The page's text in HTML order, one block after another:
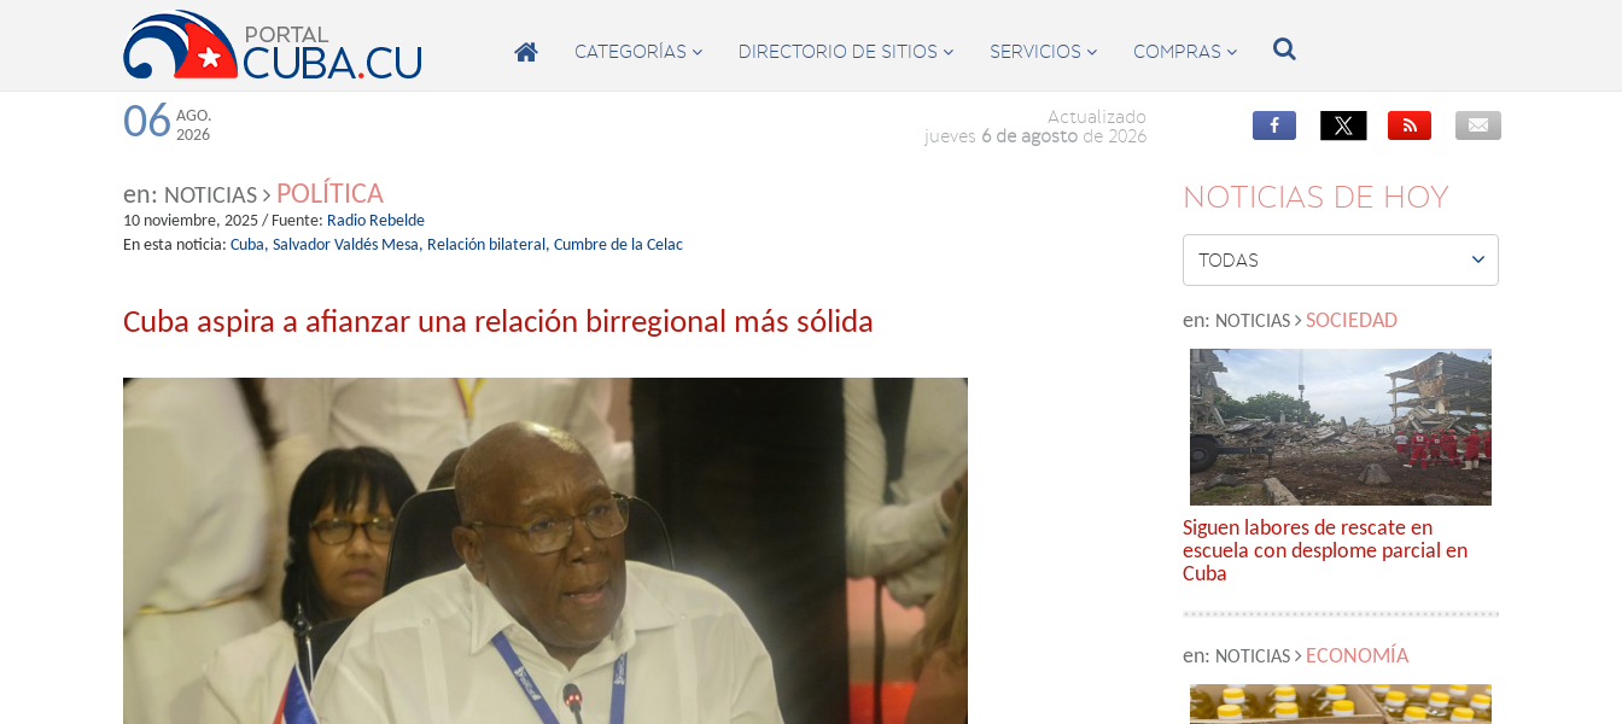
 CATEGORÍAS  DIRECTORIO DE SITIOS  SERVICIOS  COMPRAS  
06 AGO.
2026
Actualizado
jueves 6 de agostode 2026


en: NOTICIAS POLÍTICA
10 noviembre, 2025 / Fuente: Radio Rebelde
En esta noticia: Cuba, Salvador Valdés Mesa, Relación bilateral, Cumbre de la Celac
Cuba aspira a afianzar una relación birregional más sólida
NOTICIAS DE HOY
TODAS 
en: NOTICIAS SOCIEDAD
Siguen labores de rescate en
escuela con desplome parcial en
Cuba
en: NOTICIAS ECONOMÍA